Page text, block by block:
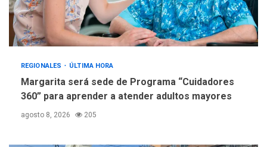
REGIONALES ÚLTIMA HORA
Margarita será sede de Programa “Cuidadores
360” para aprender a atender adultos mayores
agosto 8, 2026 205